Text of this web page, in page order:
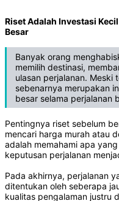
Riset Adalah Investasi
Besar
Banyak orang
memilih destinasi,
ulasan perjalanan. Meski
sebenarnya merupakan
besar selama perjalanan
Pentingnya riset sebelum
mencari harga murah atau
adalah memahami apa
keputusan perjalanan
Pada akhirnya, perjalanan
ditentukan oleh seberapa
kualitas pengalaman justru